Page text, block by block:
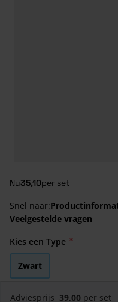
Nu35,10per set
Snel naar:
Veelgestelde vragen
Kies een Type
Zwart
Adviesprijs 39,00 per set